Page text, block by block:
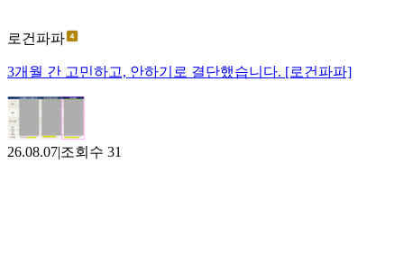
로건파파
3개월 간 고민하고, 안하기로 결단했습니다. [로건파파]
26.08.07|조회수 31